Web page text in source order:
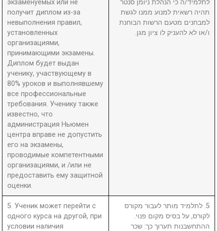
экзаменуемых или не
получит диплом из-за
невыполнения правил,
установленных
организациями,
принимающими экзамены.
Диплом будет выдан
ученику, участвующему в
80% уроков и выполнявшему
все профессиональные
требования. Ученику также
известно, что
администрация Ньюмен
центра вправе не допустить
его на экзамены,
проводимые компетентными
организациями, и /или не
предоставить ему защитной
оценки.
לתלמיד/ה כי הנהלת ניומן סנטר
תהיה רשאית למנוע ממנו לגשת
למבחנים מטעם הרשות הבוחנת
ו/או לא להעניק לו ציון מגן.
5. Ученик может перейти с
одного курса на другой, при
условии наличия
5. לתלמיד מותר לעבור מקורס
לקורס, על בסיס מקום פנוי.
ההתחשבנות תערוך כך: שכר